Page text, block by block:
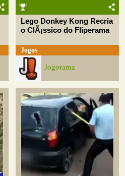
Lego Donkey Kong Recria
o ClÃ¡ssico do Fliperama
Jogos
Jogorama